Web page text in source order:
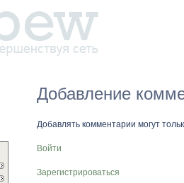
Добавление
Добавлять комментарии могут
Войти
Зарегистрироваться